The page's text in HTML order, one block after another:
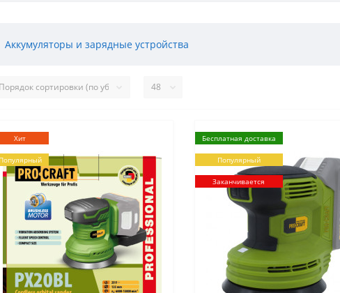
Аккумуляторы и зарядные устройства
Хит
Популярный
Бесплатная доставка
Популярный
Заканчивается